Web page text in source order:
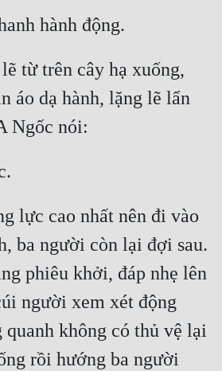
hành động.
từ trên cây hạ xuống,
áo dạ hành, lặng lẽ lẩn
Ngốc nói:
lực cao nhất nên đi vào
ba người còn lại đợi sau.
phiêu khởi, đáp nhẹ lên
người xem xét động
không có thủ vệ lại
rồi hướng ba người